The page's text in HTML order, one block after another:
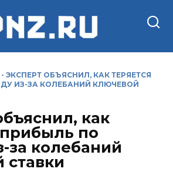
- ЭКСПЕРТ ОБЪЯСНИЛ, КАК ТЕРЯЕТСЯ
ИЗ-ЗА КОЛЕБАНИЙ КЛЮЧЕВОЙ
как
по
за колебаний
ставки